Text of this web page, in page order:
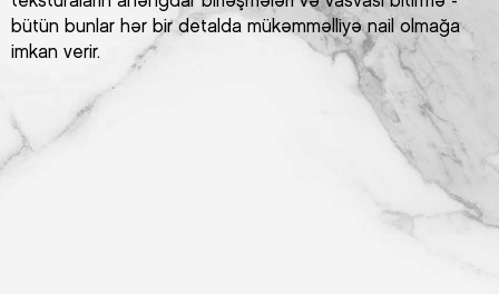
bütün bunlar hər bir detalda mükəmməlliyə nail olmağa
imkan verir.